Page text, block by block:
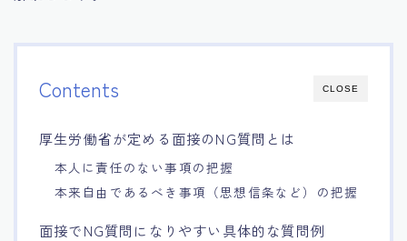
CLOSE
Contents
厚生労働省が定める面接のNG質問とは
本人に責任のない事項の把握
本来自由であるべき事項（思想信条など）の把握
面接でNG質問になりやすい具体的な質問例